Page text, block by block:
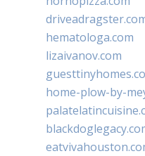
hematologa.com
lizaivanov.com
home-plow-by-